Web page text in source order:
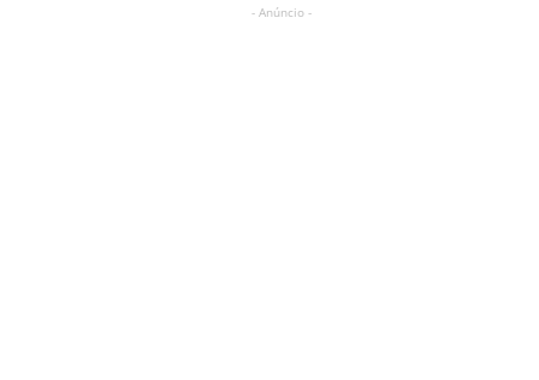
- Anúncio -